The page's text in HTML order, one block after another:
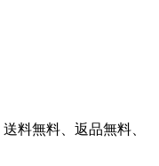
料無料、返品無料、